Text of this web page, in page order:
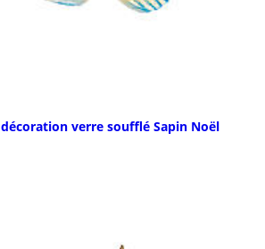
verre soufflé Sapin Noël